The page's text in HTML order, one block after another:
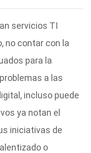
servicios TI
no contar con la
para la
a las
incluso puede
ya notan el
iniciativas de
o